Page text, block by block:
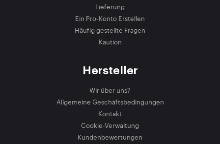
Lieferung
Ein Pro-Konto Erstellen
Häufig gestellte Fragen
Kaution
Hersteller
Wir über uns?
Allgemeine Geschäftsbedingungen
Kontakt
Cookie-Verwaltung
Kundenbewertungen